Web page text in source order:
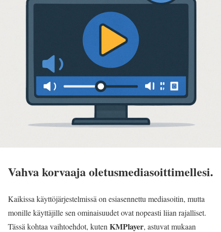
Vahva korvaaja oletusmediasoittimellesi.
Kaikissa käyttöjärjestelmissä on esiasennettu mediasoitin, mutta
monille käyttäjille sen ominaisuudet ovat nopeasti liian rajalliset.
Tässä kohtaa vaihtoehdot, kuten KMPlayer, astuvat mukaan